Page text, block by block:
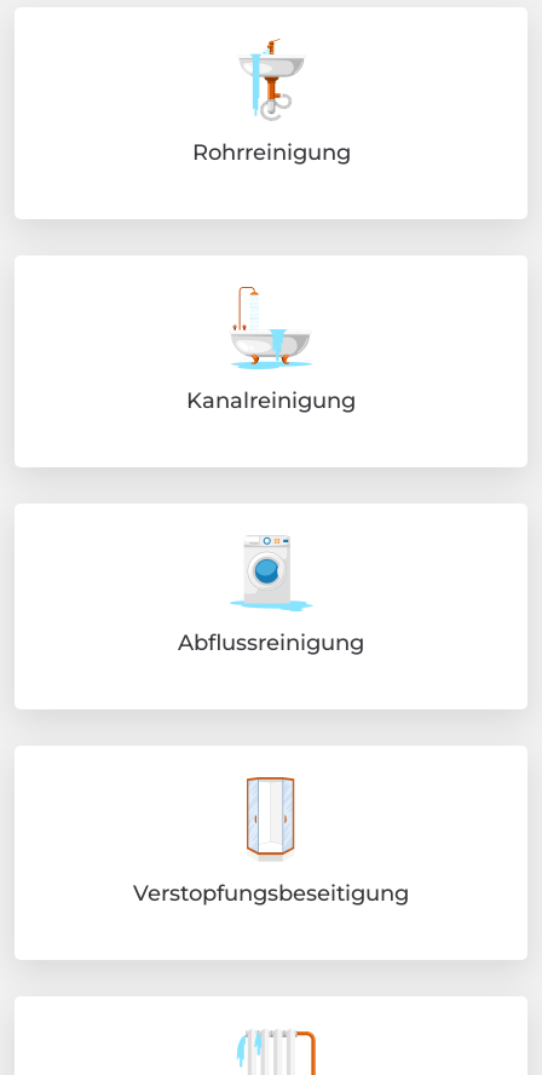
Rohrreinigung
Kanalreinigung
Abflussreinigung
Verstopfungsbeseitigung